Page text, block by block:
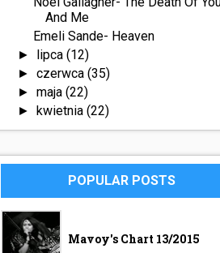
And Me
Emeli Sande- Heaven
► lipca (12)
► czerwca (35)
► maja (22)
► kwietnia (22)
POPULAR POSTS
Mavoy's Chart 13/2015